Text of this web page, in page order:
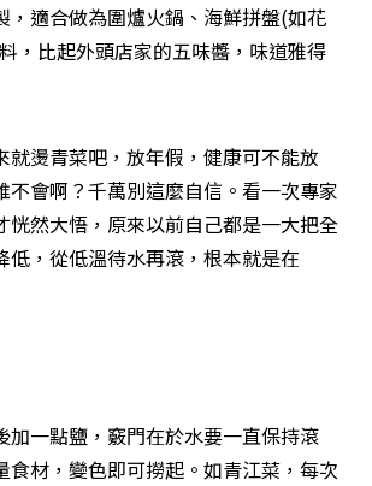
，適合做為圍爐火鍋、海鮮拼盤(如花
，比起外頭店家的五味醬，味道雅得
就燙青菜吧，放年假，健康可不能放
不會啊？千萬別這麼自信。看一次專家
恍然大悟，原來以前自己都是一大把全
低，從低溫待水再滾，根本就是在
加一點鹽，竅門在於水要一直保持滾
食材，變色即可撈起。如青江菜，每次